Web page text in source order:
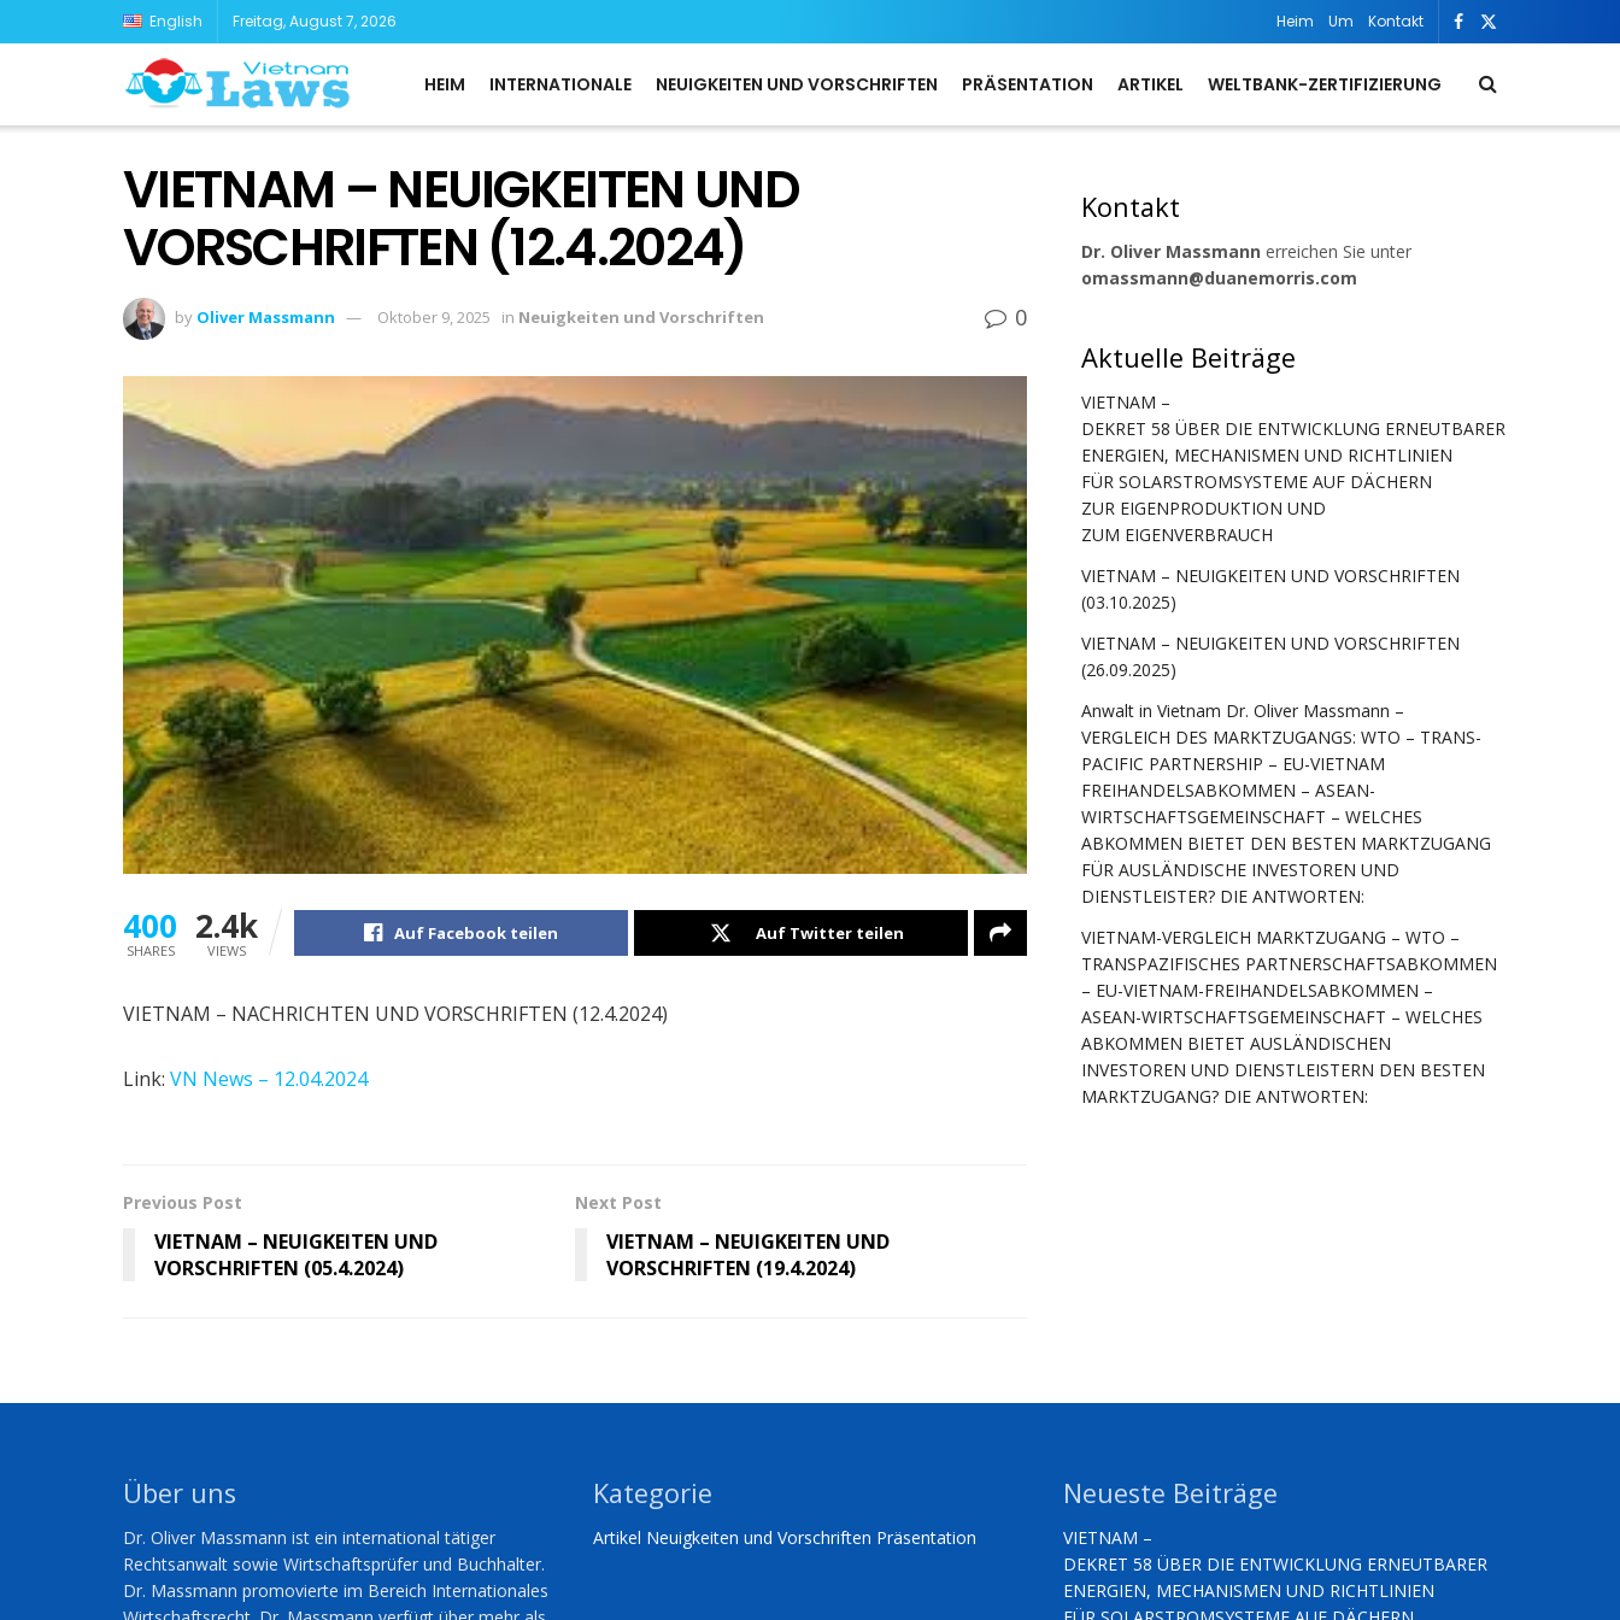
English Freitag, August 7, 2026 Heim Um Kontakt
HEIM INTERNATIONALE NEUIGKEITEN UND VORSCHRIFTEN PRÄSENTATION ARTIKEL WELTBANK-ZERTIFIZIERUNG
VIETNAM – NEUIGKEITEN UND
VORSCHRIFTEN (12.4.2024)
by Oliver Massmann Oktober 9, 2025 in Neuigkeiten und Vorschriften 0
400
SHARES
2.4k
VIEWS
Auf Facebook teilen Auf Twitter teilen
VIETNAM – NACHRICHTEN UND VORSCHRIFTEN (12.4.2024)
Link: VN News – 12.04.2024
Previous Post
VIETNAM – NEUIGKEITEN UND
VORSCHRIFTEN (05.4.2024)
Next Post
VIETNAM – NEUIGKEITEN UND
VORSCHRIFTEN (19.4.2024)
Kontakt
Dr. Oliver Massmann erreichen Sie unter
omassmann@duanemorris.com
Aktuelle Beiträge
VIETNAM –
DEKRET 58 ÜBER DIE ENTWICKLUNG ERNEUTBARER
ENERGIEN, MECHANISMEN UND RICHTLINIEN
FÜR SOLARSTROMSYSTEME AUF DÄCHERN
ZUR EIGENPRODUKTION UND
ZUM EIGENVERBRAUCH
VIETNAM – NEUIGKEITEN UND VORSCHRIFTEN
(03.10.2025)
VIETNAM – NEUIGKEITEN UND VORSCHRIFTEN
(26.09.2025)
Anwalt in Vietnam Dr. Oliver Massmann –
VERGLEICH DES MARKTZUGANGS: WTO – TRANS-
PACIFIC PARTNERSHIP – EU-VIETNAM
FREIHANDELSABKOMMEN – ASEAN-
WIRTSCHAFTSGEMEINSCHAFT – WELCHES
ABKOMMEN BIETET DEN BESTEN MARKTZUGANG
FÜR AUSLÄNDISCHE INVESTOREN UND
DIENSTLEISTER? DIE ANTWORTEN:
VIETNAM-VERGLEICH MARKTZUGANG – WTO –
TRANSPAZIFISCHES PARTNERSCHAFTSABKOMMEN
– EU-VIETNAM-FREIHANDELSABKOMMEN –
ASEAN-WIRTSCHAFTSGEMEINSCHAFT – WELCHES
ABKOMMEN BIETET AUSLÄNDISCHEN
INVESTOREN UND DIENSTLEISTERN DEN BESTEN
MARKTZUGANG? DIE ANTWORTEN:
Über uns
Dr. Oliver Massmann ist ein international tätiger
Rechtsanwalt sowie Wirtschaftsprüfer und Buchhalter.
Dr. Massmann promovierte im Bereich Internationales
Kategorie
Artikel Neuigkeiten und Vorschriften Präsentation
Neueste Beiträge
VIETNAM –
DEKRET 58 ÜBER DIE ENTWICKLUNG ERNEUTBARER
ENERGIEN, MECHANISMEN UND RICHTLINIEN